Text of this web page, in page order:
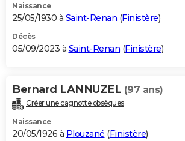
Naissance
25/05/1930 à Saint-Renan (Finistère)
Décès
05/09/2023 à Saint-Renan (Finistère)
Bernard LANNUZEL (97 ans)
Créer une cagnotte obsèques
Naissance
20/05/1926 à Plouzané (Finistère)